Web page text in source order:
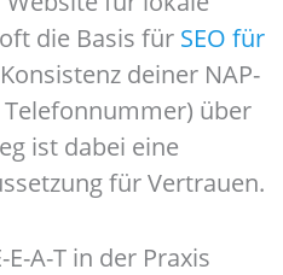
die Basis für SEO für
deiner NAP-
Telefonnummer) über
ist dabei eine
für Vertrauen.
A-T in der Praxis